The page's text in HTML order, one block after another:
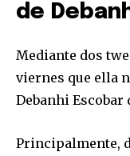
de
Mediante dos
viernes que ella
Debanhi
Principalmente,